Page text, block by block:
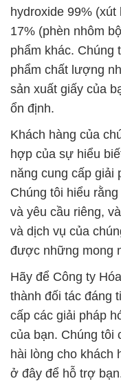
hydroxide 99%
17% (phèn nhôm
phẩm khác. Chúng
phẩm chất lượng
sản xuất giấy của
ổn định.
Khách hàng của
hợp của sự hiểu
năng cung cấp giải
Chúng tôi hiểu
và yêu cầu riêng,
và dịch vụ của
được những mong
Hãy để Công ty
thành đối tác đáng
cấp các giải pháp
của bạn. Chúng tôi
hài lòng cho khách
ở đây để hỗ trợ